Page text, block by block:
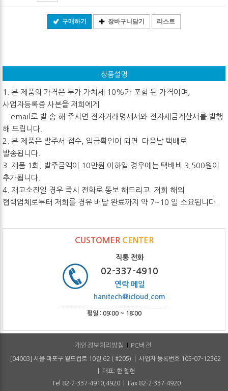
구매하기 장바구니담기 리스트
상품설명
1. 본 제품의 가격은 부가 가치세 10%가 포함 된 가격이며,
사업자등록증 사본을 저희에게
email로 발 송 해 주시면 전자거래명세서와 전자세금계산서를 발행
해 드립니다.
2. 본 제품은 발주서 접수, 입금확인이 되면 다음날 택배로
발송됩니다.
3. 제품 1회, 발주금액이 10만원 이하일 경우에는 택배비 3,500원이
추가됩니다.
4. 재고소진일 경우 즉시 전화로 통보 해드리고 저희 해외
협력업체로부터 저희를 경유 배달 완료까지 약 7~10 일 소요됩니다.
CUSTOMER CENTER
직통 전화
02-337-4910
연락 메일
hanitech@icloud.com
평일 : 09:00 ~ 18:00
개인정보처리방침 PC버전
[04003] 서울 마포구 월드컵로 10길 62 ( #205) | 사업자 등록번호 105-07-12362
| 대표: 한 철헌
Tel 82-2-337-4910,4920 | Fax 82-2-337-4920